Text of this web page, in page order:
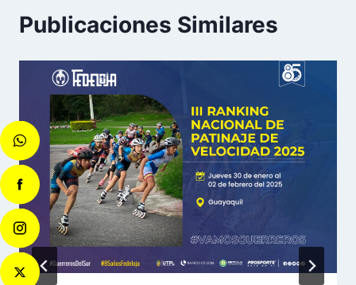
Publicaciones Similares